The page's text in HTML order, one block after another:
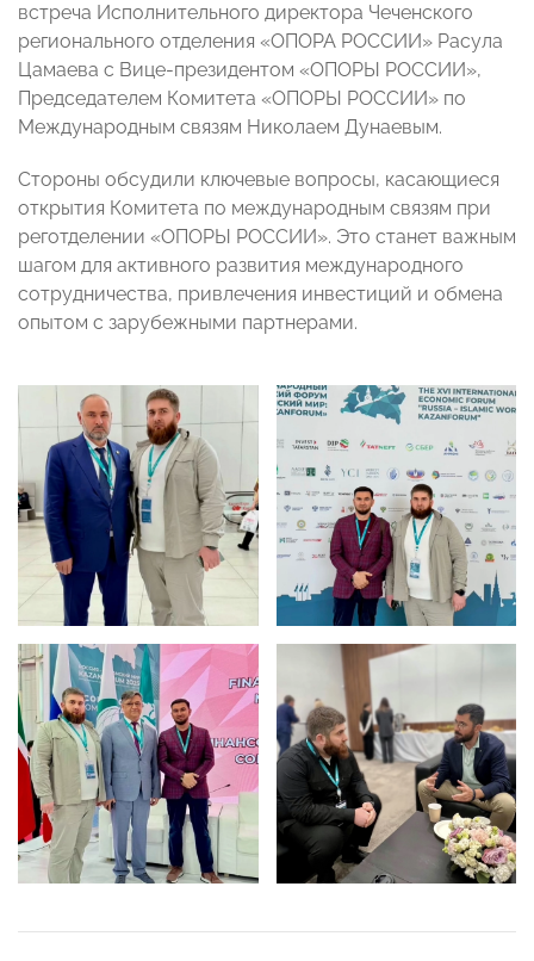
встреча Исполнительного директора Чеченского
регионального отделения «ОПОРА РОССИИ» Расула
Цамаева с Вице-президентом «ОПОРЫ РОССИИ»,
Председателем Комитета «ОПОРЫ РОССИИ» по
Международным связям Николаем Дунаевым.
Стороны обсудили ключевые вопросы, касающиеся
открытия Комитета по международным связям при
реготделении «ОПОРЫ РОССИИ». Это станет важным
шагом для активного развития международного
сотрудничества, привлечения инвестиций и обмена
опытом с зарубежными партнерами.